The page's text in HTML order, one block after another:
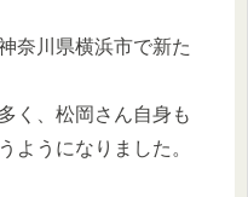
奈川県横浜市で新た
く、松岡さん自身も
ようになりました。